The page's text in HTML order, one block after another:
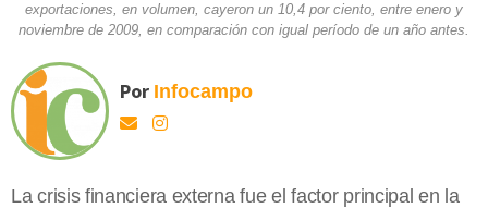
exportaciones, en volumen, cayeron un 10,4 por ciento, entre enero y
noviembre de 2009, en comparación con igual período de un año antes.
Por Infocampo
La crisis financiera externa fue el factor principal en la